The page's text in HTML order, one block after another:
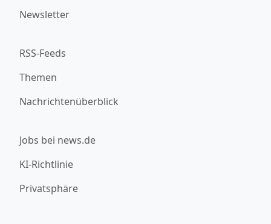
Newsletter
RSS-Feeds
Themen
Nachrichtenüberblick
Jobs bei news.de
KI-Richtlinie
Privatsphäre